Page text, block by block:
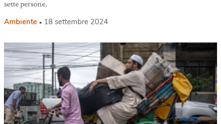
sette persone.
Ambiente 18 settembre 2024